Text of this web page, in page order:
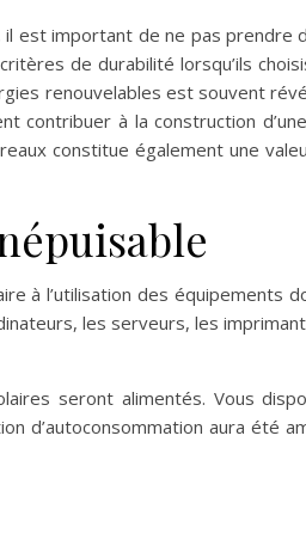
il est important de ne pas prendre
de durabilité lorsqu’ils
renouvelables est souvent
contribuer à la construction
constitue également une
à l’utilisation des équipements
les serveurs, les
seront alimentés. Vous
d’autoconsommation aura été